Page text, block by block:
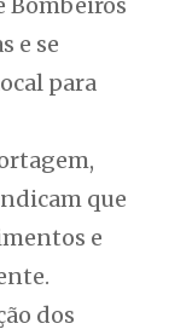
Bombeiros
e se
para
que
e
dos